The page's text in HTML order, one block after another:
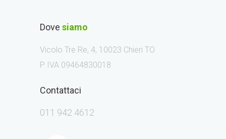
Dove siamo
Vicolo Tre Re, 4, 10023 Chieri TO
P IVA 09464830018
Contattaci
011 942 4612